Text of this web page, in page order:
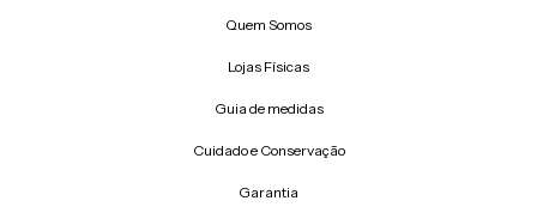
Quem Somos
Lojas Físicas
Guia de medidas
Cuidado e Conservação
Garantia